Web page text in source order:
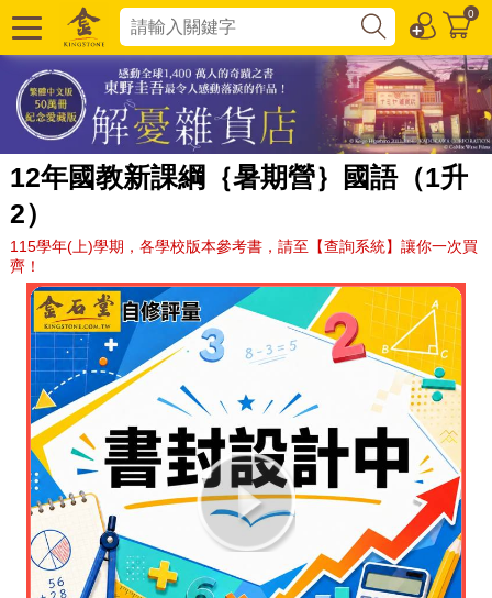
0
12年國教新課綱｛暑期營｝國語（1升
2）
115學年(上)學期，各學校版本參考書，請至【查詢系統】讓你一次買
齊！